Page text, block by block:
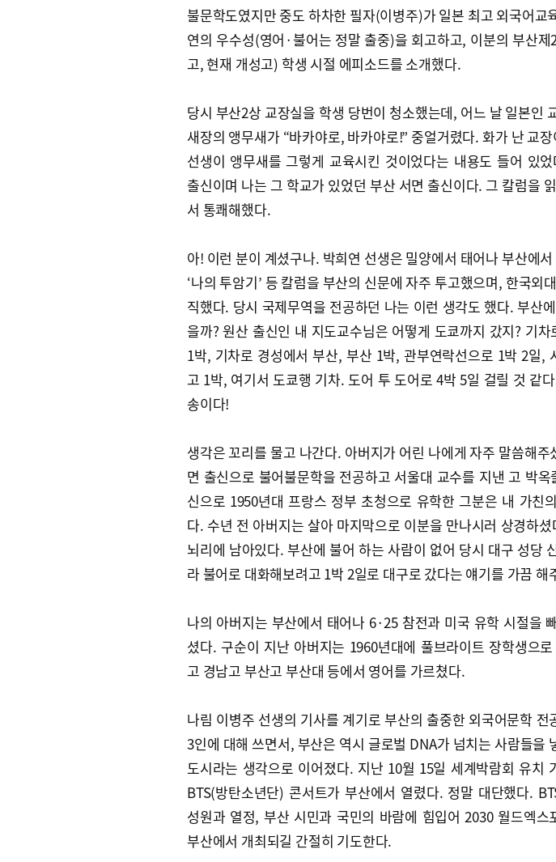
불문학도였지만 중도 하차한 필자(이병주)가 일본 최고 외국어교
연의 우수성(영어·불어는 정말 출중)을 회고하고, 이분의 부산
고, 현재 개성고) 학생 시절 에피소드를 소개했다.
당시 부산2상 교장실을 학생 당번이 청소했는데, 어느 날 일본인
새장의 앵무새가 “바카야로, 바카야로!” 중얼거렸다. 화가 난 교
선생이 앵무새를 그렇게 교육시킨 것이었다는 내용도 들어 있
출신이며 나는 그 학교가 있었던 부산 서면 출신이다. 그 칼럼을
서 통쾌해했다.
아! 이런 분이 계셨구나. 박희연 선생은 밀양에서 태어나 부산에
‘나의 투암기’ 등 칼럼을 부산의 신문에 자주 투고했으며, 한국외
직했다. 당시 국제무역을 전공하던 나는 이런 생각도 했다. 부산
을까? 원산 출신인 내 지도교수님은 어떻게 도쿄까지 갔지? 기
1박, 기차로 경성에서 부산, 부산 1박, 관부연락선으로 1박 2일,
고 1박, 여기서 도쿄행 기차. 도어 투 도어로 4박 5일 걸릴 것 같
송이다!
생각은 꼬리를 물고 나간다. 아버지가 어린 나에게 자주 말씀해주
면 출신으로 불어불문학을 전공하고 서울대 교수를 지낸 고 박
신으로 1950년대 프랑스 정부 초청으로 유학한 그분은 내 가친
다. 수년 전 아버지는 살아 마지막으로 이분을 만나시러 상경하
뇌리에 남아있다. 부산에 불어 하는 사람이 없어 당시 대구 성당
라 불어로 대화해보려고 1박 2일로 대구로 갔다는 얘기를 가끔 해
나의 아버지는 부산에서 태어나 6·25 참전과 미국 유학 시절을
셨다. 구순이 지난 아버지는 1960년대에 풀브라이트 장학생으
고 경남고 부산고 부산대 등에서 영어를 가르쳤다.
나림 이병주 선생의 기사를 계기로 부산의 출중한 외국어문학 전
3인에 대해 쓰면서, 부산은 역시 글로벌 DNA가 넘치는 사람들을
도시라는 생각으로 이어졌다. 지난 10월 15일 세계박람회 유치
BTS(방탄소년단) 콘서트가 부산에서 열렸다. 정말 대단했다.
성원과 열정, 부산 시민과 국민의 바람에 힘입어 2030 월드엑스
부산에서 개최되길 간절히 기도한다.